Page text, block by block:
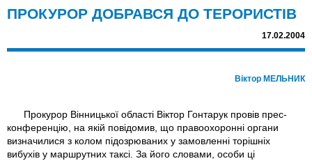
ПРОКУРОР ДОБРАВСЯ ДО ТЕРОРИСТІВ
17.02.2004
Вiктор МЕЛЬНИК
Прокурор Вінницької області Віктор Гонтарук провів прес-
конференцію, на якій повідомив, що правоохоронні органи
визначилися з колом підозрюваних у замовленні торішніх
вибухів у маршрутних таксі. За його словами, особи ці